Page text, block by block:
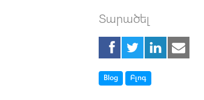
Տարածել
TagBlog TagԲլոգ